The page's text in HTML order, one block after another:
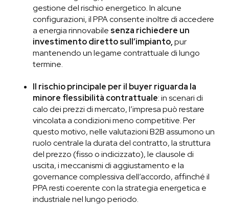
gestione del rischio energetico. In alcune
configurazioni, il PPA consente inoltre di accedere
a energia rinnovabile senza richiedere un
investimento diretto sull’impianto,pur
mantenendo un legame contrattuale di lungo
termine.
Il rischio principale per il buyer riguarda la
minore flessibilità contrattuale: in scenari di
calo dei prezzi di mercato, l’impresa può restare
vincolata a condizioni meno competitive. Per
questo motivo, nelle valutazioni B2B assumono un
ruolo centrale la durata del contratto, la struttura
del prezzo (fisso o indicizzato), le clausole di
uscita, i meccanismi di aggiustamento e la
governance complessiva dell’accordo, affinché il
PPA resti coerente con la strategia energetica e
industriale nel lungo periodo.